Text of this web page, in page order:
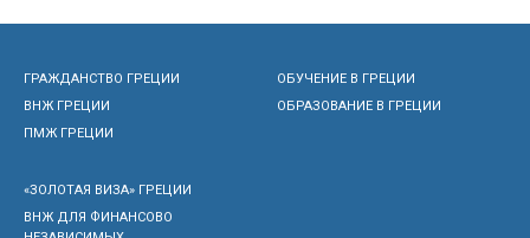
ГРАЖДАНСТВО ГРЕЦИИ
ВНЖ ГРЕЦИИ
ПМЖ ГРЕЦИИ
ОБУЧЕНИЕ В ГРЕЦИИ
ОБРАЗОВАНИЕ В ГРЕЦИИ
«ЗОЛОТАЯ ВИЗА» ГРЕЦИИ
ВНЖ ДЛЯ ФИНАНСОВО